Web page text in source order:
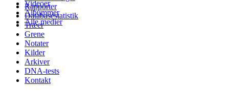
Videoer
Albummer
Alle medier
Rapporter
Databasestatistik
Træer
Grene
Notater
Kilder
Arkiver
DNA-tests
Kontakt